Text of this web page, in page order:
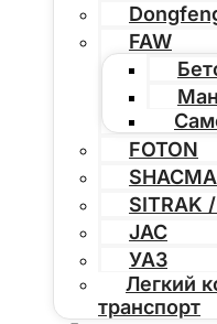
FAW
FOTON
SITRAK
JAC
УАЗ
Легкий
транспорт